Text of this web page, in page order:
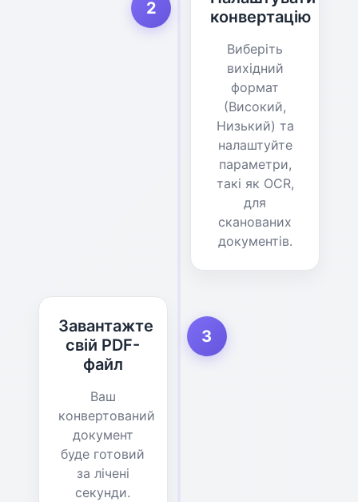
2
конвертацію
Виберіть
вихідний
формат
(Високий,
Низький) та
налаштуйте
параметри,
такі як OCR,
для
сканованих
документів.
3
Завантажте
свій PDF-
файл
Ваш
конвертований
документ
буде готовий
за лічені
секунди.